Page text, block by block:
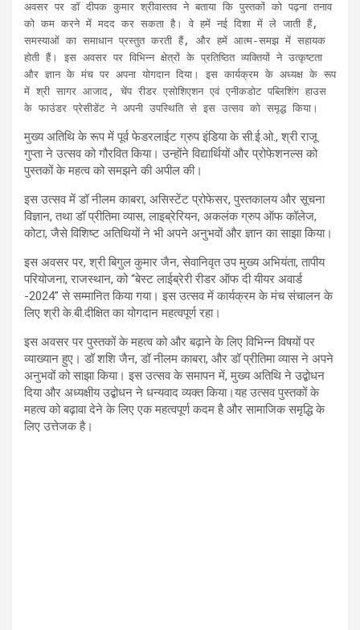
अवसर पर डॉ दीपक कुमार श्रीवास्तव ने बताया कि पुस्तकों को पढ़ना तनाव
को कम करने में मदद कर सकता है। वे हमें नई दिशा में ले जाती हैं,
समस्याओं का समाधान प्रस्तुत करती हैं, और हमें आत्म-समझ में सहायक
होती हैं। इस अवसर पर विभिन्न क्षेत्रों के प्रतिष्ठित व्यक्तियों ने उत्कृष्टता
और ज्ञान के मंच पर अपना योगदान दिया। इस कार्यक्रम के अध्यक्ष के रूप
में श्री सागर आजाद, चेंप रीडर एसोशिएशन एवं एनीकडोट पब्लिशिंग हाउस
के फाउंडर प्रेसीडेंट ने अपनी उपस्थिति से इस उत्सव को समृद्ध किया।
मुख्य अतिथि के रूप में पूर्व फेडरलाईट ग्रुप इंडिया के सी.ई.ओ., श्री राजू
गुप्ता ने उत्सव को गौरवित किया। उन्होंने विद्यार्थियों और प्रोफेशनल्स को
पुस्तकों के महत्व को समझने की अपील की।
इस उत्सव में डॉ नीलम काबरा, असिस्टेंट प्रोफेसर, पुस्तकालय और सूचना
विज्ञान, तथा डॉ प्रीतिमा व्यास, लाइब्रेरियन, अकलंक ग्रुप ऑफ कॉलेज,
कोटा, जैसे विशिष्ट अतिथियों ने भी अपने अनुभवों और ज्ञान का साझा किया।
इस अवसर पर, श्री बिगुल कुमार जैन, सेवानिवृत उप मुख्य अभियंता, तापीय
परियोजना, राजस्थान, को “बेस्ट लाईब्रेरी रीडर ऑफ दी यीयर अवार्ड
-2024” से सम्मानित किया गया। इस उत्सव में कार्यक्रम के मंच संचालन के
लिए श्री के.बी.दीक्षित का योगदान महत्वपूर्ण रहा।
इस अवसर पर पुस्तकों के महत्व को और बढ़ाने के लिए विभिन्न विषयों पर
व्याख्यान हुए। डॉ शशि जैन, डॉ नीलम काबरा, और डॉ प्रीतिमा व्यास ने अपने
अनुभवों को साझा किया। इस उत्सव के समापन में, मुख्य अतिथि ने उद्बोधन
दिया और अध्यक्षीय उद्बोधन ने धन्यवाद व्यक्त किया।यह उत्सव पुस्तकों के
महत्व को बढ़ावा देने के लिए एक महत्वपूर्ण कदम है और सामाजिक समृद्धि के
लिए उत्तेजक है।